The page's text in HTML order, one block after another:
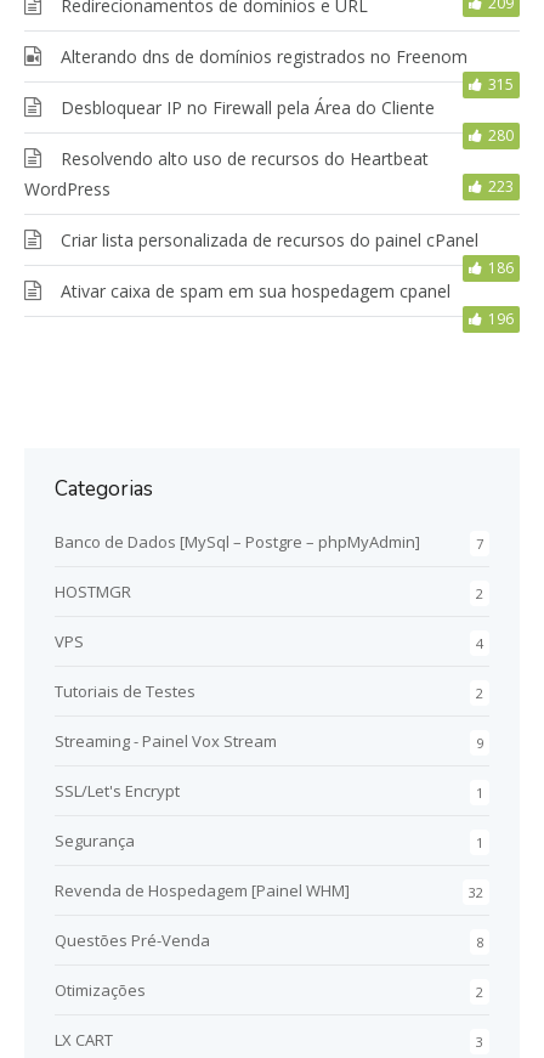
Redirecionamentos de domínios e URL
Alterando dns de domínios registrados no Freenom
315
Desbloquear IP no Firewall pela Área do Cliente
280
Resolvendo alto uso de recursos do Heartbeat
WordPress
223
Criar lista personalizada de recursos do painel cPanel
186
Ativar caixa de spam em sua hospedagem cpanel
196
Categorias
7
Banco de Dados [MySql – Postgre – phpMyAdmin]
2
HOSTMGR
4
VPS
2
Tutoriais de Testes
9
Streaming - Painel Vox Stream
1
SSL/Let's Encrypt
1
Segurança
32
Revenda de Hospedagem [Painel WHM]
8
Questões Pré-Venda
2
Otimizações
3
LX CART